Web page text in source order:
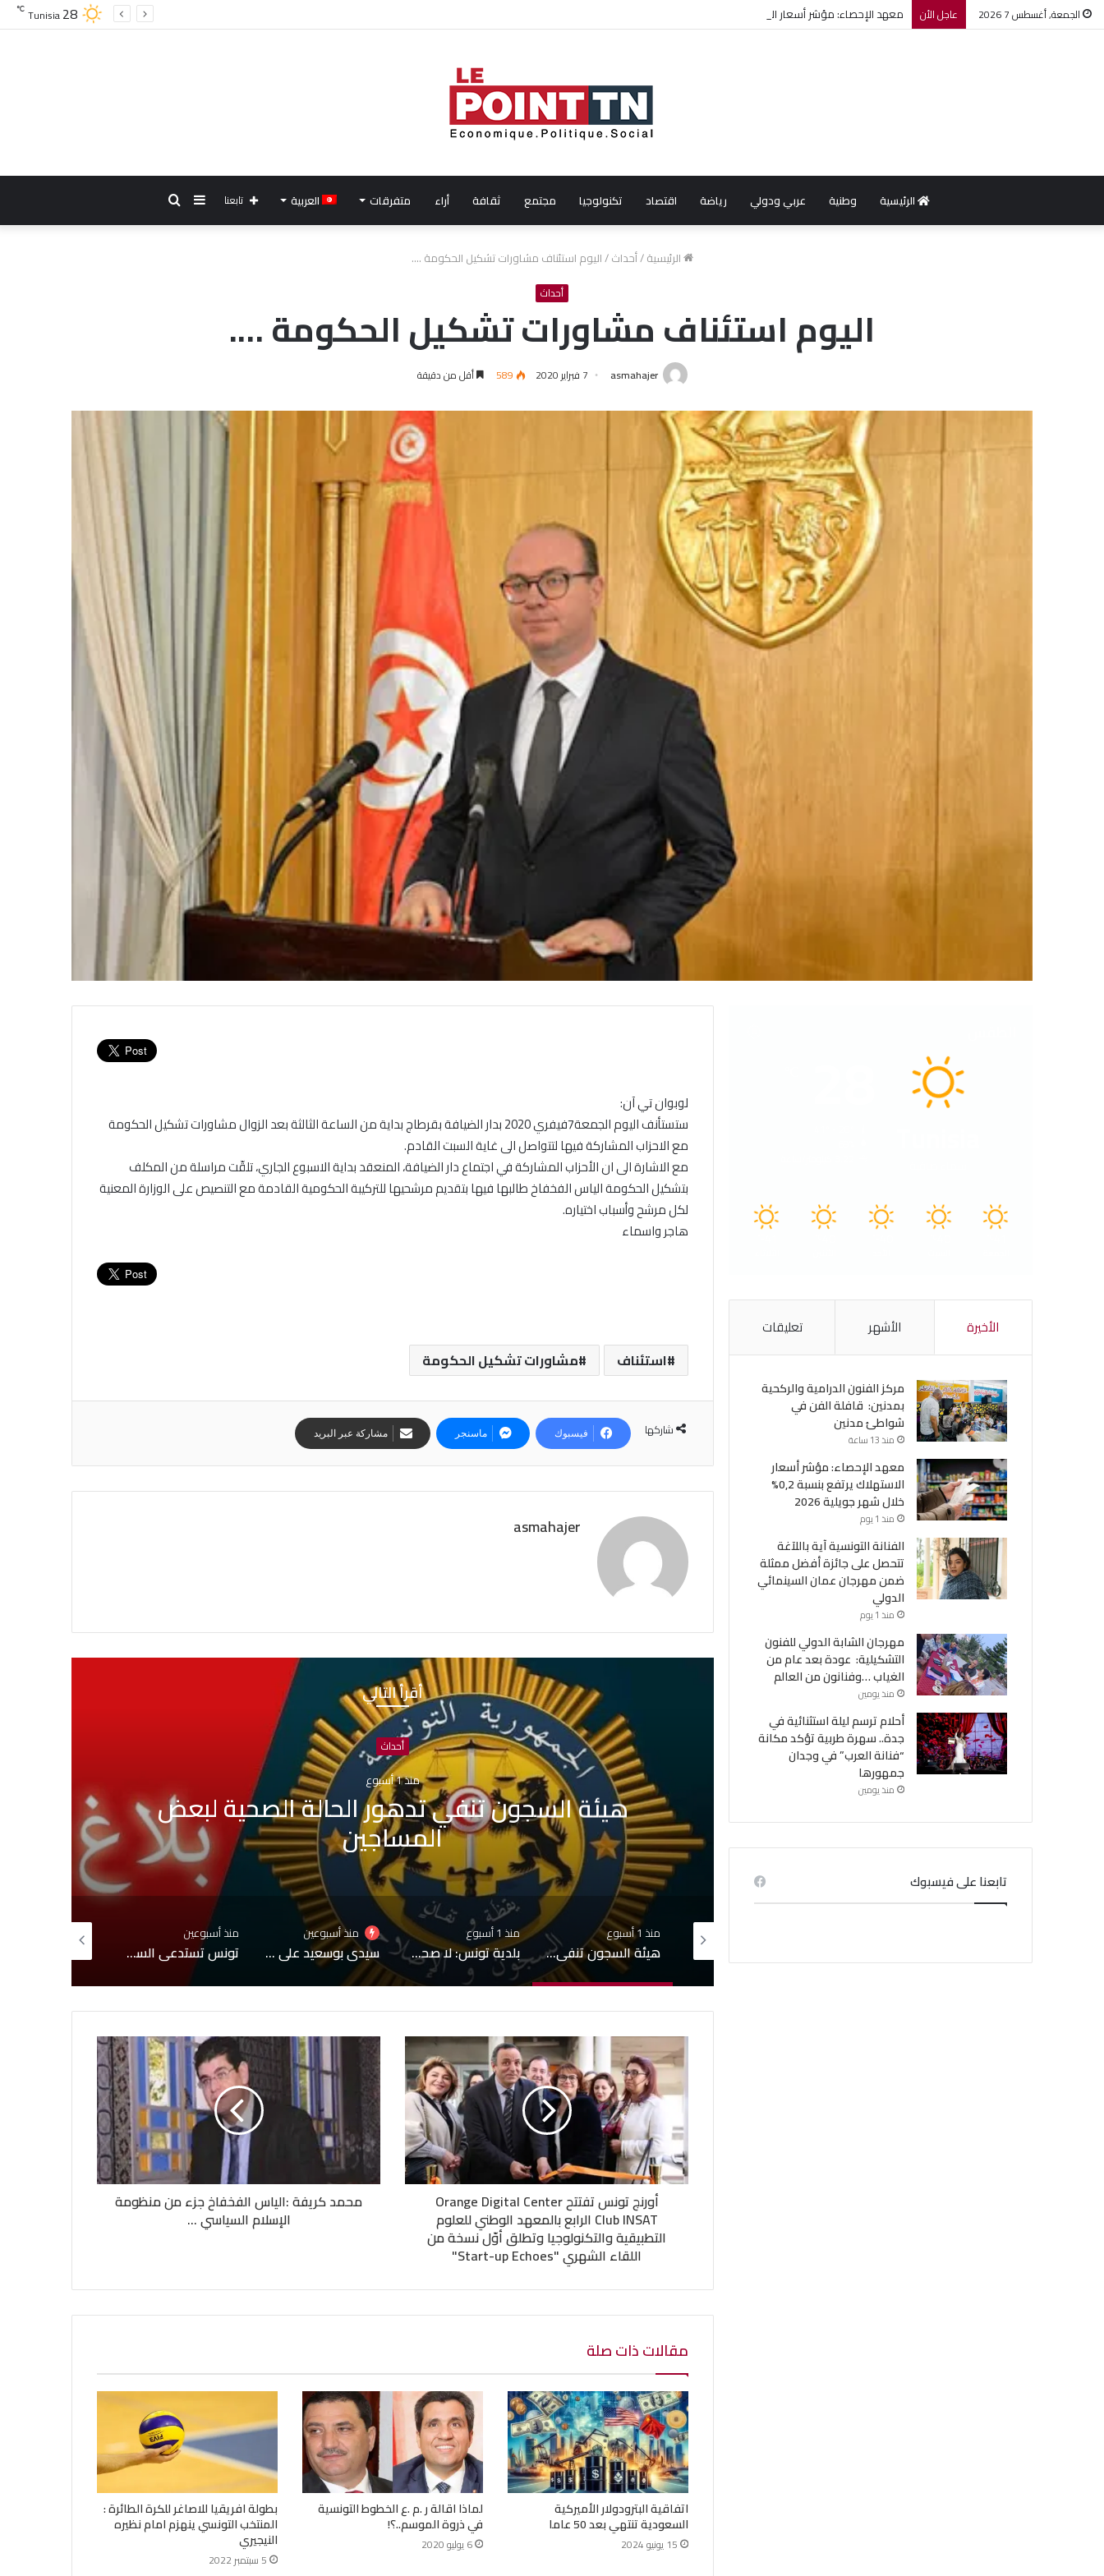
الجمعة, أغسطس 7 2026 عاجل الأن معهد الإحصاء: مؤشر أسعار الاستهلاك يرتفع بنسبة 0,2% خلال شهر جويلية 2026 Tunisia28
℃
الرئيسية وطنية عربي ودولي رياضة اقتصاد تكنولوجيا مجتمع ثقافة أراء متفرقات العربية
بحثإضافة
تابعنا
الرئيسية/أحداث/اليوم استئناف مشاورات تشكيل الحكومة ….
أحداث
اليوم استئناف مشاورات تشكيل الحكومة ….
asmahajer 7 فبراير 2020 589 أقل من دقيقة
لوبوان تي آن:
ستستأنف اليوم الجمعة7فيفري 2020 بدار الضيافة بقرطاج بداية من الساعة الثالثة بعد الزوال مشاورات تشكيل الحكومة
مع الاحزاب المشاركة فيها لتتواصل الى غاية السبت القادم.
مع الاشارة الى ان الأحزاب المشاركة في اجتماع دار الضيافة، المنعقد بداية الاسبوع الجاري، تلقّت مراسلة من المكلف
بتشكيل الحكومة الياس الفخفاخ طالبها فيها بتقديم مرشحيها للتركيبة الحكومية القادمة مع التنصيص على الوزارة المعنية
لكل مرشح وأسباب اختياره.
هاجر واسماء
استئناف مشاورات تشكيل الحكومة
شاركها فيسبوك ماسنجر مشاركة عبر البريد
asmahajer
أقرأ التالي
إشاعة حريق سجن المسعدين: ‬إيقاف 6 أشخاص بينهم
أحداث
منذ 1 أسبوع
هيئة السجون تنفي تدهور الحالة الصحية لبعض
المساجين
إشاعة حريق سجن المسعدين: ‬إيقاف 6 أشخاص بينهم 4 نساء
منذ 1 أسبوع
هيئة السجون تنفي تدهور الحالة الصحية لبعض المساجين
منذ 1 أسبوع
بلدية تونس: لا صحة لبيع قبور بمقبرة الجلاز والابحاث جارية حول التجاوزات وشبهات التدليس
منذ أسبوعين
سيدي بوسعيد على قائمة التراث العالمي لليونسكو
منذ أسبوعين
تونس تستدعي السفيرة الفرنسية لإبلاغها احتجاجًا شديد اللهجة إثر حوار إعلامي مع مطلوب للعدالة
أورنج تونس تفتتح Orange Digital Center
Club INSAT الرابع بالمعهد الوطني للعلوم
التطبيقية والتكنولوجيا وتطلق أوّل نسخة من
اللقاء الشهري "Start-up Echoes"
محمد كريفة :الياس الفخفاخ جزء من منظومة
الإسلام السياسي ...
مقالات ذات صلة
اتفاقية البترودولار الأميركية
السعودية تنتهي بعد 50 عاما
15 يونيو 2024
لماذا اقالة ر .م .ع الخطوط التونسية
في ذروة الموسم..؟!
6 يوليو 2020
بطولة افريقيا للاصاغر للكرة الطائرة :
المنتخب التونسي ينهزم امام نظيره
النيجيري
5 سبتمبر 2022
الأخيرة الأشهر تعليقات
مركز الفنون الدرامية والركحية
بمدنين: قافلة الفن في
شواطئ مدنين
منذ 13 ساعة
معهد الإحصاء: مؤشر أسعار
الاستهلاك يرتفع بنسبة 0,2%
خلال شهر جويلية 2026
منذ 1 يوم
الفنانة التونسية آية باللآغة
تتحصل على جائزة أفضل ممثلة
ضمن مهرجان عمان السينمائي
الدولي
منذ 1 يوم
مهرجان الشابة الدولي للفنون
التشكيلية: عودة بعد عام من
الغياب …وفنانون من العالم
منذ يومين
أحلام ترسم ليلة استثنائية في
جدة.. سهرة طربية تؤكد مكانة
“فنانة العرب” في وجدان
جمهورها
منذ يومين
تابعنا على فيسبوك